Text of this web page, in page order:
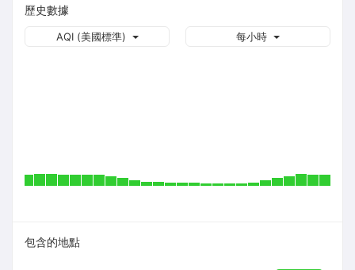
歷史數據
每小時
AQI (美國標準)
包含的地點